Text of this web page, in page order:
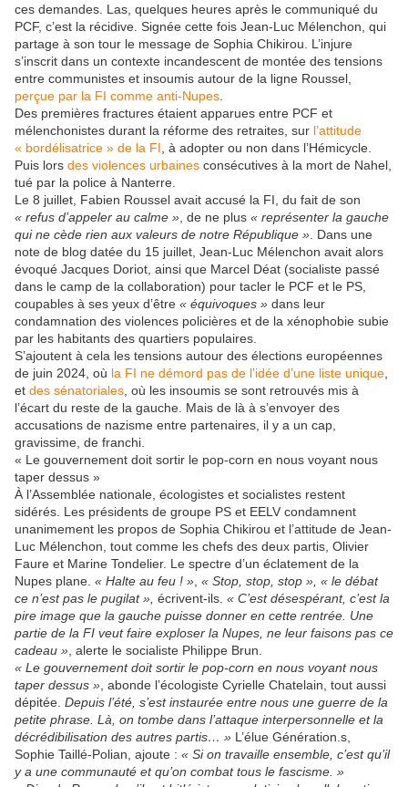
ces demandes. Las, quelques heures après le communiqué du
PCF, c’est la récidive. Signée cette fois Jean-Luc Mélenchon, qui
partage à son tour le message de Sophia Chikirou. L’injure
s’inscrit dans un contexte incandescent de montée des tensions
entre communistes et insoumis autour de la ligne Roussel,
perçue par la FI comme anti-Nupes
Des premières fractures étaient apparues entre PCF et
mélenchonistes durant la réforme des retraites, sur l’attitude
« bordélisatrice » de la FI , à adopter ou non dans l’Hémicycle.
Puis lors des violences urbaines consécutives à la mort de Nahel,
tué par la police à Nanterre.
Le 8 juillet, Fabien Roussel avait accusé la FI, du fait de son
« refus d’appeler au calme » , de ne plus « représenter la gauche
qui ne cède rien aux valeurs de notre République » . Dans une
note de blog datée du 15 juillet, Jean-Luc Mélenchon avait alors
évoqué Jacques Doriot, ainsi que Marcel Déat (socialiste passé
dans le camp de la collaboration) pour tacler le PCF et le PS,
coupables à ses yeux d’être « équivoques » dans leur
condamnation des violences policières et de la xénophobie subie
par les habitants des quartiers populaires.
S’ajoutent à cela les tensions autour des élections européennes
de juin 2024, où la FI ne démord pas de l’idée d’une liste unique
et des sénatoriales , où les insoumis se sont retrouvés mis à
l’écart du reste de la gauche. Mais de là à s’envoyer des
accusations de nazisme entre partenaires, il y a un cap,
gravissime, de franchi.
« Le gouvernement doit sortir le pop-corn en nous voyant nous
taper dessus »
À l’Assemblée nationale, écologistes et socialistes restent
sidérés. Les présidents de groupe PS et EELV condamnent
unanimement les propos de Sophia Chikirou et l’attitude de Jean-
Luc Mélenchon, tout comme les chefs des deux partis, Olivier
Faure et Marine Tondelier. Le spectre d’un éclatement de la
Nupes plane. « Halte au feu ! » « Stop, stop, stop », « le débat
ce n’est pas le pugilat », écrivent-ils. « C’est désespérant, c’est la
pire image que la gauche puisse donner en cette rentrée. Une
partie de la FI veut faire exploser la Nupes, ne leur faisons pas ce
cadeau » , alerte le socialiste Philippe Brun.
« Le gouvernement doit sortir le pop-corn en nous voyant nous
taper dessus » , abonde l’écologiste Cyrielle Chatelain, tout aussi
dépitée. Depuis l’été, s’est instaurée entre nous une guerre de la
petite phrase. Là, on tombe dans l’attaque interpersonnelle et la
décrédibilisation des autres partis… » L’élue Génération.s,
Sophie Taillé-Polian, ajoute : « Si on travaille ensemble, c’est qu’il
y a une communauté et qu’on combat tous le fascisme. »